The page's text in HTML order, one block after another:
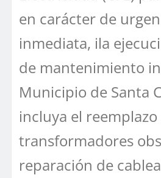
en carácter de
inmediata, ila
de mantenimiento
Municipio de Santa
incluya el
transformadores
reparación de